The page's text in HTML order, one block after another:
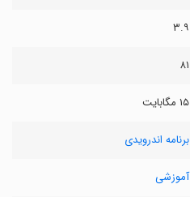
۳.۹
۸۱
۱۵ مگابایت
برنامه اندرویدی
آموزشی